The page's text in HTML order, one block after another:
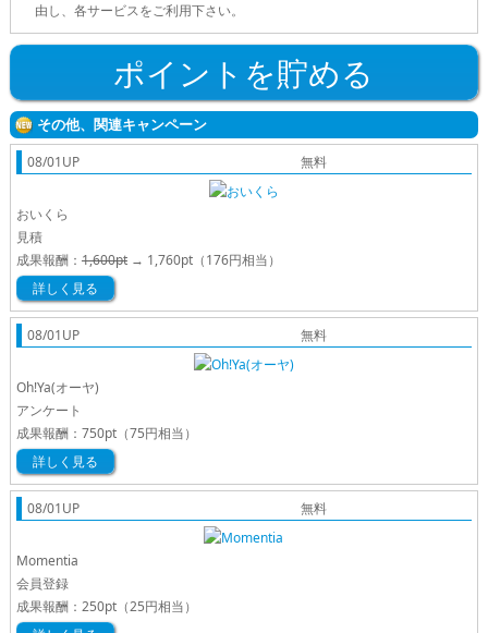
由し、各サービスをご利用下さい。
ポイントを貯める
その他、関連キャンペーン
08/01UP 無料
おいくら
見積
成果報酬： 1,600pt→ 1,760pt（176円相当）
詳しく見る
08/01UP 無料
Oh!Ya(オーヤ)
アンケート
成果報酬： 750pt（75円相当）
詳しく見る
08/01UP 無料
Momentia
会員登録
成果報酬： 250pt（25円相当）